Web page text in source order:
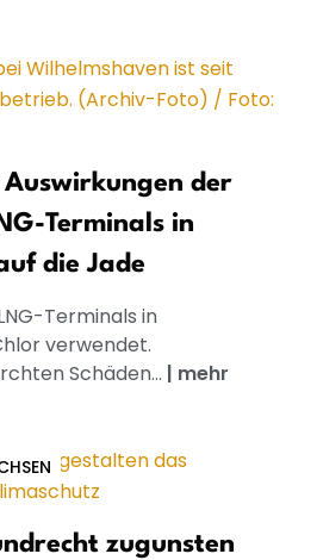
Auswirkungen der
Terminals in
die Jade
Terminals in
verwendet.
Schäden... | mehr
zugunsten